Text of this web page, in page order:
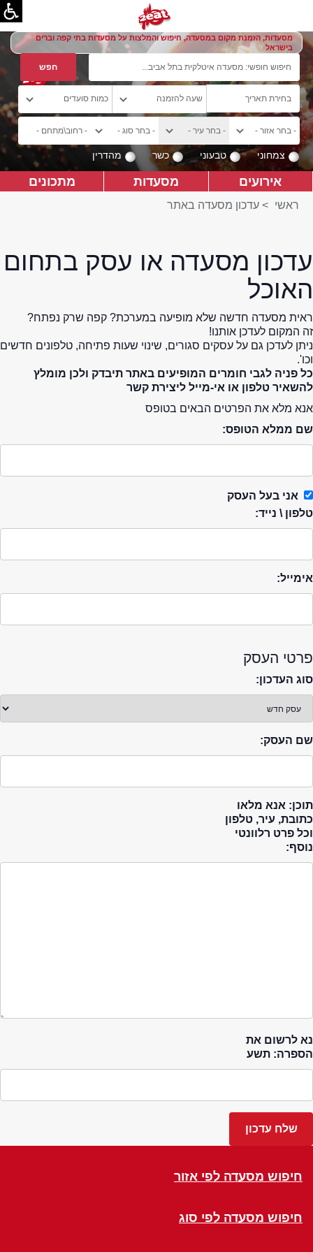
מסעדות, הזמנת מקום במסעדה, חיפוש והמלצות על מסעדות בתי קפה וברים
בישראל
צמחוני טבעוני כשר מהדרין
אירועים מסעדות מתכונים
ראשי > עדכון מסעדה באתר
עדכון מסעדה או עסק בתחום
האוכל
ראית מסעדה חדשה שלא מופיעה במערכת? קפה שרק נפתח?
זה המקום לעדכן אותנו!
ניתן לעדכן גם על עסקים סגורים, שינוי שעות פתיחה, טלפונים חדשים
וכו'.
כל פניה לגבי חומרים המופיעים באתר תיבדק ולכן מומלץ
להשאיר טלפון או אי-מייל ליצירת קשר
אנא מלא את הפרטים הבאים בטופס
שם ממלא הטופס:
אני בעל העסק
טלפון \ נייד:
אימייל:
פרטי העסק
סוג העדכון:
שם העסק:
תוכן: אנא מלאו
כתובת, עיר, טלפון
וכל פרט רלוונטי
נוסף:
נא לרשום את
הספרה: תשע
חיפוש מסעדה לפי אזור
חיפוש מסעדה לפי סוג